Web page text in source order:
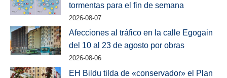
tormentas para el fin de semana
2026-08-07
Afecciones al tráfico en la calle Egogain
del 10 al 23 de agosto por obras
2026-08-06
EH Bildu tilda de «conservador» el Plan